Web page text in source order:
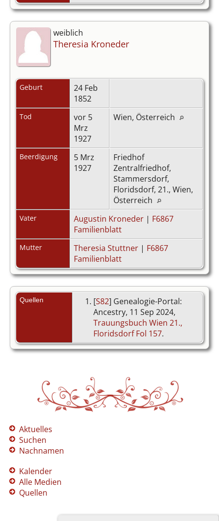
weiblich
Theresia Kroneder
Geburt
24 Feb
1852
Tod
vor 5
Mrz
1927
Wien, Österreich
Beerdigung
5 Mrz
1927
Friedhof
Zentralfriedhof,
Stammersdorf,
Floridsdorf, 21., Wien,
Österreich
Vater Augustin Kroneder| F6867
Familienblatt
Mutter Theresia Stuttner| F6867
Familienblatt
Quellen [S82] Genealogie-Portal:
Ancestry, 11 Sep 2024,
Trauungsbuch Wien 21.,
Floridsdorf Fol 157.
Aktuelles
Suchen
Nachnamen
Kalender
Alle Medien
Quellen